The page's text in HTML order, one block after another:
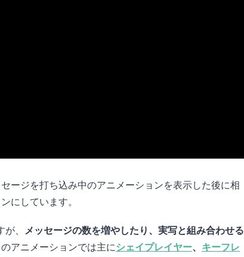
ージを打ち込み中のアニメーションを表示した後に相
にしています。
、 メッセージの数を増やしたり、実写と組み合わせる
アニメーションでは主にシェイプレイヤー、 キーフレ